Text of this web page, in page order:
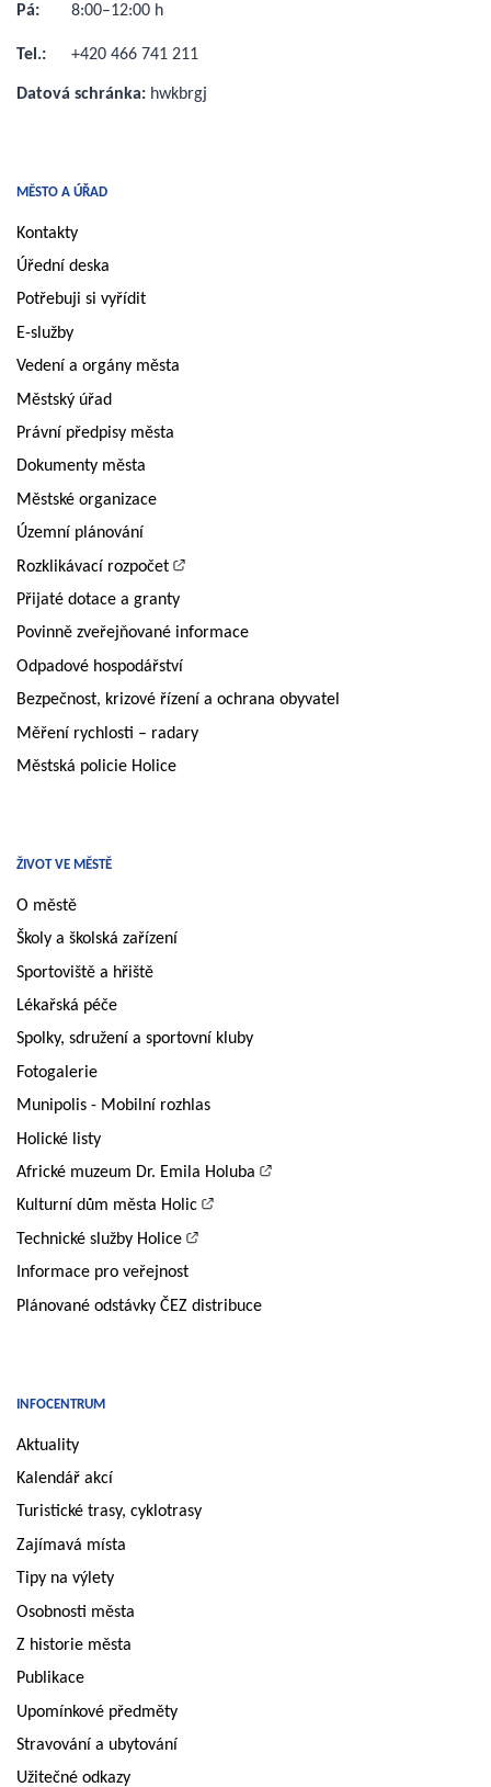
MĚSTO A ÚŘAD
Kontakty
Úřední deska
Potřebuji si vyřídit
E-služby
Vedení a orgány města
Městský úřad
Právní předpisy města
Dokumenty města
Městské organizace
Územní plánování
Rozklikávací rozpočet
Přijaté dotace a granty
Povinně zveřejňované informace
Odpadové hospodářství
Bezpečnost, krizové řízení a ochrana obyvatel
Měření rychlosti – radary
Městská policie Holice
ŽIVOT VE MĚSTĚ
O městě
Školy a školská zařízení
Sportoviště a hřiště
Lékařská péče
Spolky, sdružení a sportovní kluby
Fotogalerie
Munipolis - Mobilní rozhlas
Holické listy
Africké muzeum Dr. Emila Holuba
Kulturní dům města Holic
Technické služby Holice
Informace pro veřejnost
Plánované odstávky ČEZ distribuce
INFOCENTRUM
Aktuality
Kalendář akcí
Turistické trasy, cyklotrasy
Zajímavá místa
Tipy na výlety
Osobnosti města
Z historie města
Publikace
Upomínkové předměty
Stravování a ubytování
Užitečné odkazy
Pá:
8:00–12:00 h
Tel.: +420 466 741 211
Datová schránka: hwkbrgj